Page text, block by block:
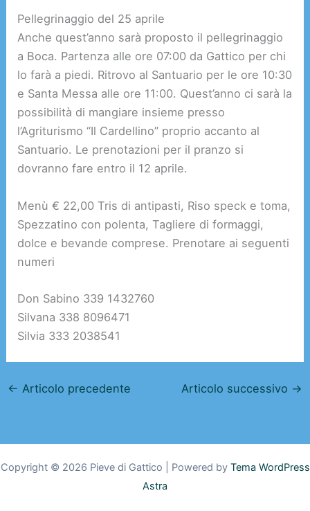
Pellegrinaggio del 25 aprile
Anche quest’anno sarà proposto il pellegrinaggio
a Boca. Partenza alle ore 07:00 da Gattico per chi
lo farà a piedi. Ritrovo al Santuario per le ore 10:30
e Santa Messa alle ore 11:00. Quest’anno ci sarà la
possibilità di mangiare insieme presso
l’Agriturismo “Il Cardellino” proprio accanto al
Santuario. Le prenotazioni per il pranzo si
dovranno fare entro il 12 aprile.
Menù € 22,00 Tris di antipasti, Riso speck e toma,
Spezzatino con polenta, Tagliere di formaggi,
dolce e bevande comprese. Prenotare ai seguenti
numeri
Don Sabino 339 1432760
Silvana 338 8096471
Silvia 333 2038541
← Articolo precedente Articolo successivo →
Copyright © 2026 Pieve di Gattico | Powered by Tema WordPress
Astra